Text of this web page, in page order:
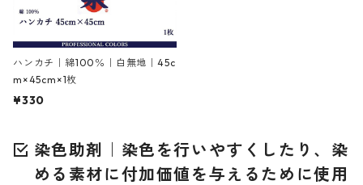
ハンカチ｜綿100％｜白無地｜45c
m×45cm×1枚
¥330
染色助剤｜染色を行いやすくしたり、染
める素材に付加価値を与えるために使用